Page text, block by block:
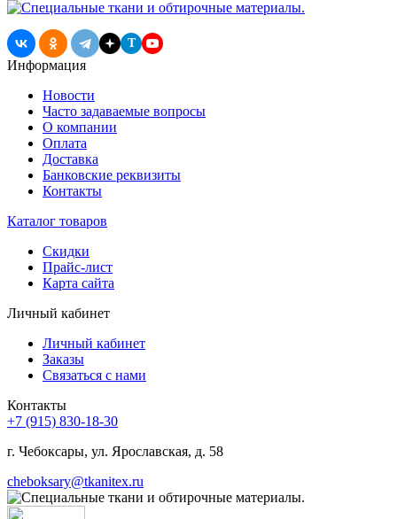
T
Информация
Новости
Часто задаваемые вопросы
О компании
Оплата
Доставка
Банковские реквизиты
Контакты
Каталог товаров
Скидки
Прайс-лист
Карта сайта
Личный кабинет
Личный кабинет
Заказы
Связаться с нами
Контакты
+7 (915) 830-18-30
г. Чебоксары, ул. Ярославская, д. 58
cheboksary@tkanitex.ru